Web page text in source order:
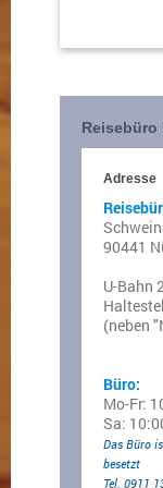
Reisebüro
Adresse
90441
U-Bahn
(neben
Büro:
Mo-Fr:
Sa:
Das Büro
besetzt
Tel. 0911